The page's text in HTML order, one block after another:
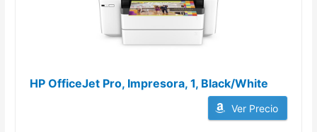
HP OfficeJet Pro, Impresora, 1, Black/White
Ver Precio